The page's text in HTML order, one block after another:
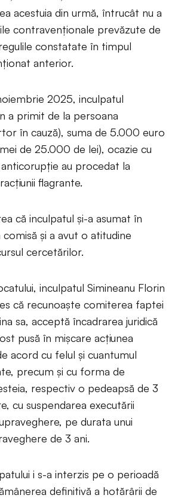
acestuia din urmă, întrucât nu a
contravenționale prevăzute de
constatate în timpul
anterior.
2025, inculpatul
a primit de la persoana
în cauză), suma de 5.000 euro
de 25.000 de lei), ocazie cu
au procedat la
flagrante.
că inculpatul și-a asumat în
și a avut o atitudine
cercetărilor.
inculpatul Simineanu Florin
că recunoaște comiterea faptei
sa, acceptă încadrarea juridică
pusă în mișcare acțiunea
acord cu felul și cuantumul
precum și cu forma de
respectiv o pedeapsă de 3
cu suspendarea executării
pe durata unui
de 3 ani.
i s-a interzis pe o perioadă
definitivă a hotărârii de